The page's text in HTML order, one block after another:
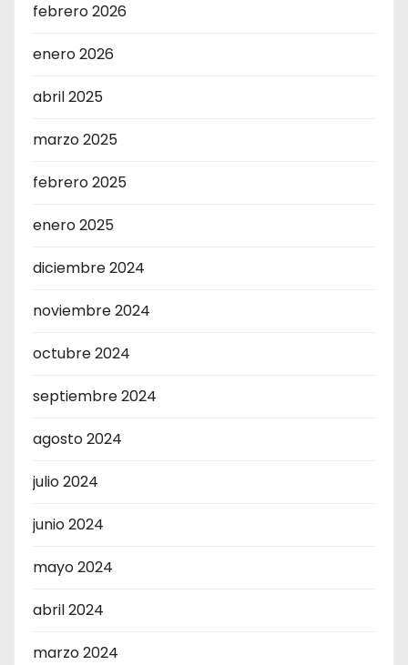
febrero 2026
enero 2026
abril 2025
marzo 2025
febrero 2025
enero 2025
diciembre 2024
noviembre 2024
octubre 2024
septiembre 2024
agosto 2024
julio 2024
junio 2024
mayo 2024
abril 2024
marzo 2024